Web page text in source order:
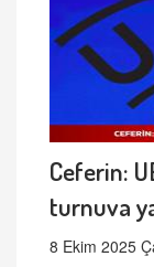
Ceferin:
turnuva
8 Ekim 2025